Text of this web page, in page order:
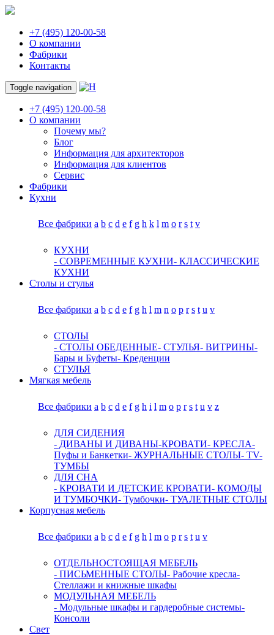
+7 (495) 120-00-58
О компании
Фабрики
Контакты
Toggle navigation
+7 (495) 120-00-58
О компании
Почему мы?
Блог
Информация для архитекторов
Информация для клиентов
Сервис
Фабрики
Кухни
Все фабрики a b c d e f g h k l m o r s t v
КУХНИ
- СОВРЕМЕННЫЕ КУХНИ- КЛАССИЧЕСКИЕ
КУХНИ
Столы и стулья
Все фабрики a b c d e f g h l m n o p r s t u v
СТОЛЫ
- СТОЛЫ ОБЕДЕННЫЕ- СТУЛЬЯ- ВИТРИНЫ-
Бары и Буфеты- Креденции
СТУЛЬЯ
Мягкая мебель
Все фабрики a b c d e f g h i l m o p r s t u v z
ДЛЯ СИДЕНИЯ
- ДИВАНЫ И ДИВАНЫ-КРОВАТИ- КРЕСЛА-
Пуфы и Банкетки- ЖУРНАЛЬНЫЕ СТОЛЫ- TV-
ТУМБЫ
ДЛЯ СНА
- КРОВАТИ И ДЕТСКИЕ КРОВАТИ- КОМОДЫ
И ТУМБОЧКИ- Тумбочки- ТУАЛЕТНЫЕ СТОЛЫ
Корпусная мебель
Все фабрики a b c d e f g h l m o p r s t u v
ОТДЕЛЬНОСТОЯЩАЯ МЕБЕЛЬ
- ПИСЬМЕННЫЕ СТОЛЫ- Рабочие кресла-
Стеллажи и книжные шкафы
МОДУЛЬНАЯ МЕБЕЛЬ
- Модульные шкафы и гардеробные системы-
Консоли
Свет